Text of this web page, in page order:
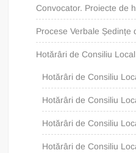
Convocator. Proiecte de
Procese Verbale Ședințe
Hotărâri de Consiliu Local
Hotărâri de Consiliu
Hotărâri de Consiliu
Hotărâri de Consiliu
Hotărâri de Consiliu